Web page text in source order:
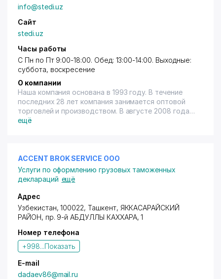
info@stedi.uz
Сайт
stedi.uz
Часы работы
С Пн по Пт 9:00-18:00. Обед: 13:00-14:00. Выходные:
суббота, воскресение
О компании
Наша компания основана в 1993 году. В течение
последних 28 лет компания занимается оптовой
торговлей и производством. В августе 2008 года
мы наладили производство
производстве передовой немецкой технологии,
наличие высококвалифицированных кадров, а также
осуществление систематического контроля
качества выпускаемой продукции способствуют
постоянному увеличению объемов производства и
реализации. Помогают завоевать на рынке
полимерных красителей свое достойное место.
ещё
ACCENT BROK SERVICE ООО
Услуги по оформлению грузовых таможенных
деклараций ещё
Адрес
Узбекистан, 100022, Ташкент, ЯККАСАРАЙСКИЙ
РАЙОН, пр. 9-й АБДУЛЛЫ КАХХАРА, 1
Номер телефона
+998...Показать
E-mail
dadaev86@mail.ru